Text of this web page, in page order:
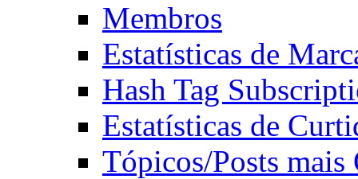
Membros
Estatísticas de
Hash Tag
Estatísticas de
Tópicos/Posts mais